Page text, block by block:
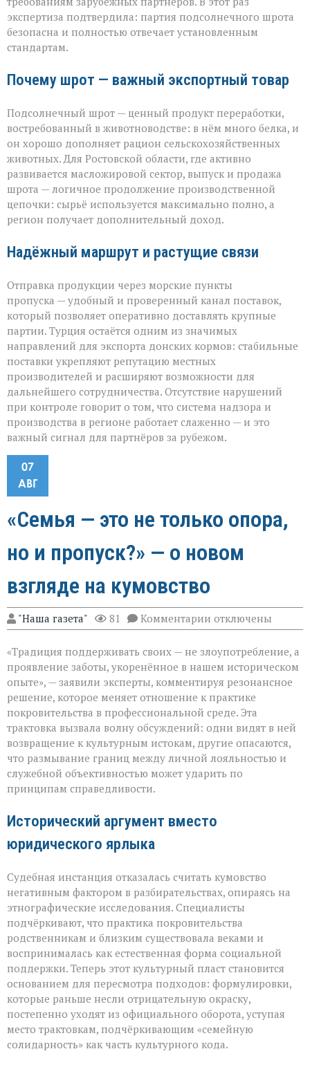
экспертиза подтвердила: партия подсолнечного шрота
безопасна и полностью отвечает установленным
стандартам.
Почему шрот — важный экспортный товар
Подсолнечный шрот — ценный продукт переработки,
востребованный в животноводстве: в нём много белка, и
он хорошо дополняет рацион сельскохозяйственных
животных. Для Ростовской области, где активно
развивается масложировой сектор, выпуск и продажа
шрота — логичное продолжение производственной
цепочки: сырьё используется максимально полно, а
регион получает дополнительный доход.
Надёжный маршрут и растущие связи
Отправка продукции через морские пункты
пропуска — удобный и проверенный канал поставок,
который позволяет оперативно доставлять крупные
партии. Турция остаётся одним из значимых
направлений для экспорта донских кормов: стабильные
поставки укрепляют репутацию местных
производителей и расширяют возможности для
дальнейшего сотрудничества. Отсутствие нарушений
при контроле говорит о том, что система надзора и
производства в регионе работает слаженно — и это
важный сигнал для партнёров за рубежом.
07
АВГ
«Семья — это не только опора,
но и пропуск?» — о новом
взгляде на кумовство
"Наша газета" 81 Комментарии к
записи
не
только
но
и
пропуск?» — о
новом
взгляде
на
кумовство
отключены
«Традиция поддерживать своих — не злоупотребление, а
проявление заботы, укоренённое в нашем историческом
опыте», — заявили эксперты, комментируя резонансное
решение, которое меняет отношение к практике
покровительства в профессиональной среде. Эта
трактовка вызвала волну обсуждений: одни видят в ней
возвращение к культурным истокам, другие опасаются,
что размывание границ между личной лояльностью и
служебной объективностью может ударить по
принципам справедливости.
Исторический аргумент вместо
юридического ярлыка
Судебная инстанция отказалась считать кумовство
негативным фактором в разбирательствах, опираясь на
этнографические исследования. Специалисты
подчёркивают, что практика покровительства
родственникам и близким существовала веками и
воспринималась как естественная форма социальной
поддержки. Теперь этот культурный пласт становится
основанием для пересмотра подходов: формулировки,
которые раньше несли отрицательную окраску,
постепенно уходят из официального оборота, уступая
место трактовкам, подчёркивающим «семейную
солидарность» как часть культурного кода.